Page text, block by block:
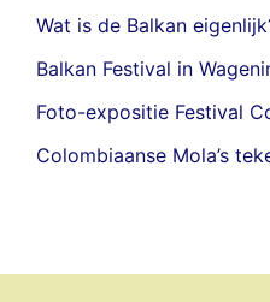
Wat is de Balkan
Balkan Festival in
Foto-expositie Festival
Colombiaanse Mola’s